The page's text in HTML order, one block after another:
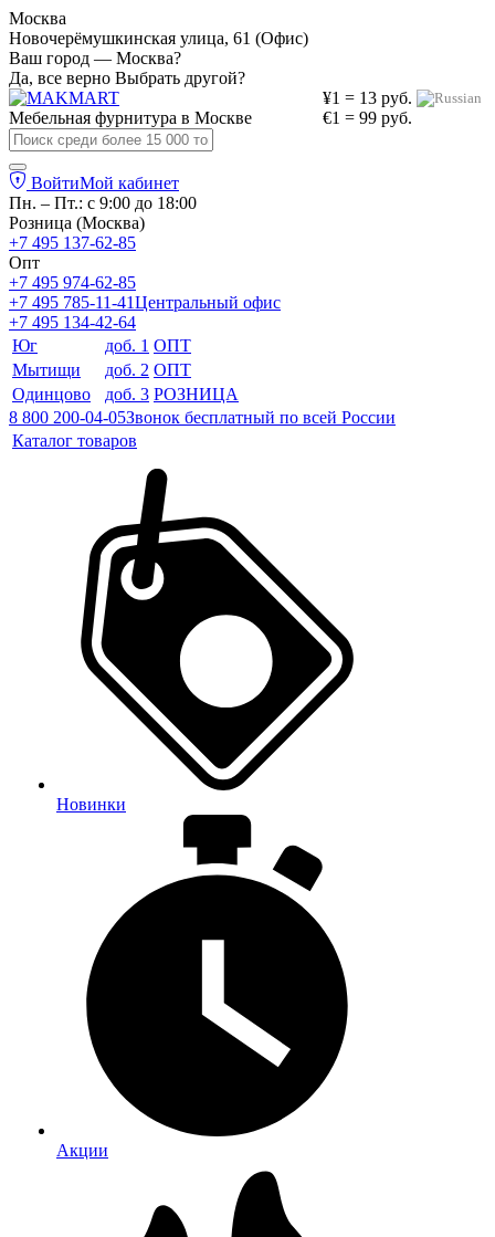
Москва
Новочерёмушкинская улица, 61 (Офис)
Ваш город — Москва?
Да, все верно Выбрать другой?
¥1 = 13 руб.
€1 = 99 руб.
Мебельная фурнитура в Москве
ВойтиМой кабинет
Пн. – Пт.: с 9:00 до 18:00
Розница (Москва)
+7 495 137-62-85
Опт
+7 495 974-62-85
+7 495 785-11-41Центральный офис
+7 495 134-42-64
Юг
доб. 1 ОПТ
Мытищи
доб. 2 ОПТ
Одинцово
доб. 3 РОЗНИЦА
8 800 200-04-05Звонок бесплатный по всей России
Каталог товаров
Новинки
Акции